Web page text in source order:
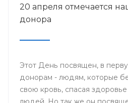
20 апреля отмечается
донора
Этот День посвящен, в
донорам - людям, которые
свою кровь, спасая